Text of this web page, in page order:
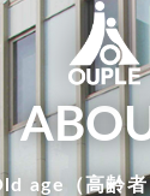
age（高齢